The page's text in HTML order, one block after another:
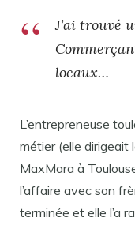
J’ai trouvé
locaux…
L’entrepreneuse
métier (elle
MaxMara à
l’affaire avec son
terminée et elle l’a